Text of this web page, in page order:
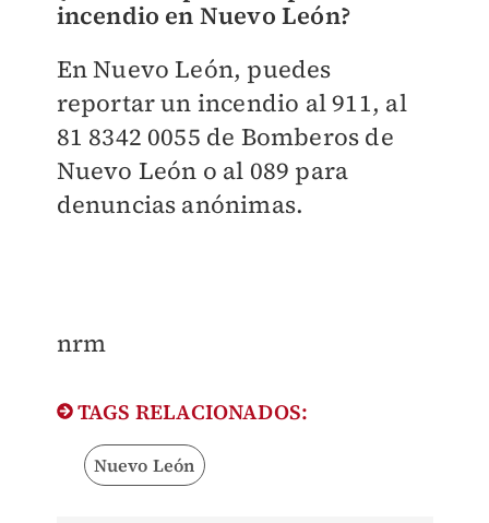
incendio en Nuevo León?
En Nuevo León, puedes
reportar un incendio al 911, al
81 8342 0055 de Bomberos de
Nuevo León o al 089 para
denuncias anónimas.
nrm
TAGS RELACIONADOS:
Nuevo León